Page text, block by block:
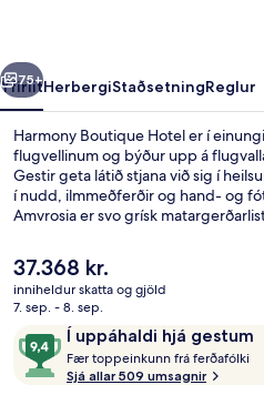
Næsta
75+
YfirlitHerbergiStaðsetningReglur
Harmony Boutique Hotel er í
flugvellinum og býður upp á
Gestir geta látið stjana við sig í
í nudd, ilmmeðferðir og hand- og
Amvrosia er svo grísk
sundlaugarbakkann og
Hjálpsamt starfsfólk og ástand
helstu kosta gististaðarins að mati
hann.
Núverandi
verð
er
37.368 kr.
37.368 kr.
inniheldur skatta og gjöld
7. sep. - 8. sep.
UmsagnirÍ uppáhaldi hjá gestum
9,4
af
10,
Fær toppeinkunn frá ferðafólki
Sjá allar 509 umsagnir